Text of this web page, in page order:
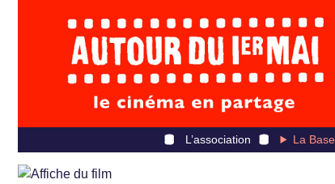
L’association La